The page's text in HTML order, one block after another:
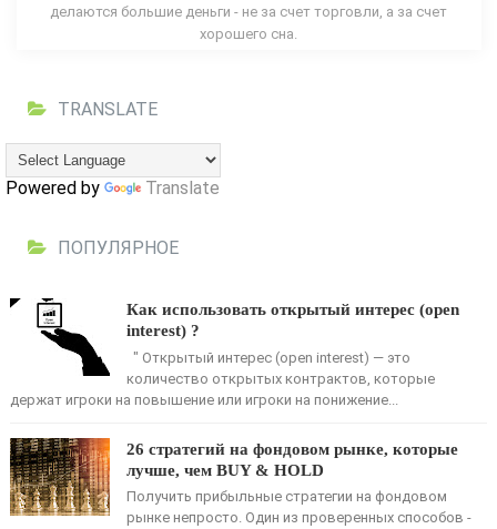
делаются большие деньги - не за счет торговли, а за счет
хорошего сна.
TRANSLATE
Powered by Translate
ПОПУЛЯРНОЕ
Как использовать открытый интерес (open
interest) ?
" Открытый интерес (open interest) — это
количество открытых контрактов, кото­рые
держат игроки на повышение или игроки на понижение...
26 стратегий на фондовом рынке, которые
лучше, чем BUY & HOLD
Получить прибыльные стратегии на фондовом
рынке непросто. Один из проверенных способов -